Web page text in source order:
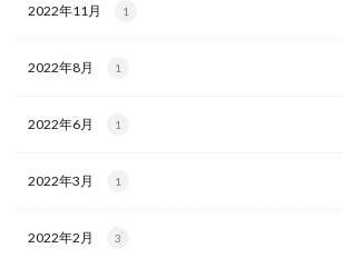
2022年11月 1
2022年8月 1
2022年6月 1
2022年3月 1
2022年2月 3